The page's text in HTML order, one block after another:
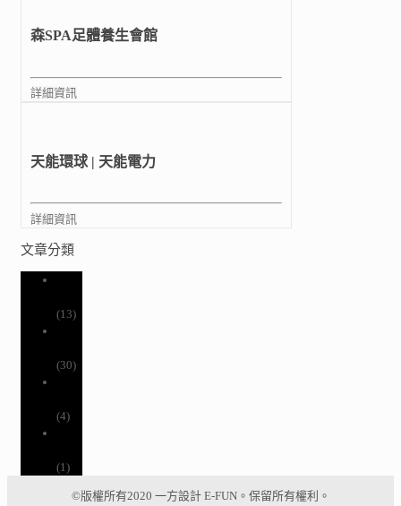
森SPA足體養生會館
詳細資訊
天能環球 | 天能電力
詳細資訊
文章分類
(13)
(30)
(4)
(1)
©版權所有2020 一方設計 E-FUN。保留所有權利。